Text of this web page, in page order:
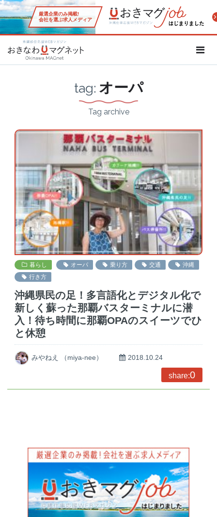
厳選企業のみ掲載!
会社を選ぶ求人メディア
tag: オーパ
Tag archive
暮らし オーパ 乗り方 交通
沖縄
行き方
沖縄県民の足！多言語化とデジタル化で
新しく蘇った那覇バスターミナルに潜
入！待ち時間に那覇OPAのスイーツでひ
と休憩
みやねえ （miya-nee） 2018.10.24
share:0